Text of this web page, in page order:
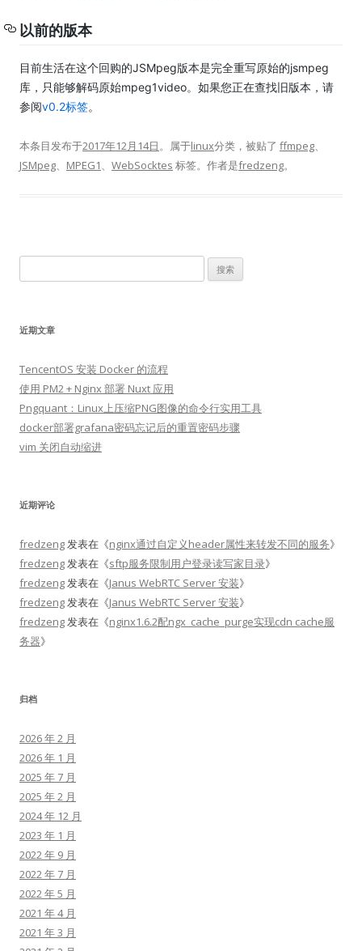
以前的版本
目前生活在这个回购的JSMpeg版本是完全重写原始的jsmpeg
库，只能够解码原始mpeg1video。 如果您正在查找旧版本，请
参阅v0.2标签。
本条目发布于2017年12月14日。属于linux分类，被贴了 ffmpeg、
JSMpeg、 MPEG1、 WebSocktes 标签。 作者是fredzeng。
索：
近期文章
TencentOS 安装 Docker 的流程
使用 PM2 + Nginx 部署 Nuxt 应用
Pngquant：Linux上压缩PNG图像的命令行实用工具
docker部署grafana密码忘记后的重置密码步骤
vim 关闭自动缩进
近期评论
fredzeng发表在《nginx通过自定义header属性来转发不同的服务》
fredzeng发表在《sftp服务限制用户登录读写家目录》
fredzeng发表在《Janus WebRTC Server 安装》
fredzeng发表在《Janus WebRTC Server 安装》
fredzeng发表在《nginx1.6.2配ngx_cache_purge实现cdn cache服
务器》
归档
2026 年 2 月
2026 年 1 月
2025 年 7 月
2025 年 2 月
2024 年 12 月
2023 年 1 月
2022 年 9 月
2022 年 7 月
2022 年 5 月
2021 年 4 月
2021 年 3 月